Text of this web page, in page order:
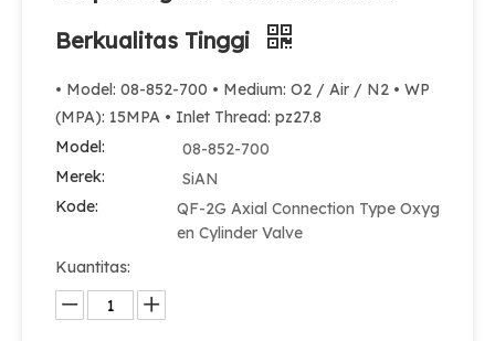
Berkualitas Tinggi
• Model: 08-852-700 • Medium: O2 / Air / N2 • WP
(MPA): 15MPA • Inlet Thread: pz27.8
Model:
08-852-700
Merek:
SiAN
Kode:
QF-2G Axial Connection Type Oxyg
en Cylinder Valve
Kuantitas: